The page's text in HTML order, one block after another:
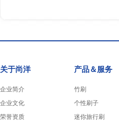
关于尚洋
企业简介
企业文化
荣誉资质
产品＆服务
竹刷
个性刷子
迷你旅行刷